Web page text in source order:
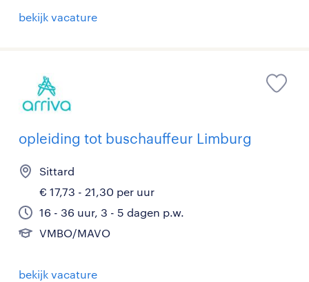
bekijk vacature
opleiding tot buschauffeur Limburg
Sittard
€ 17,73 - 21,30 per uur
16 - 36 uur, 3 - 5 dagen p.w.
VMBO/MAVO
bekijk vacature